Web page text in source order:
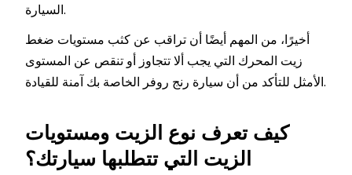
السيارة.
أخيرًا، من المهم أيضًا أن تراقب عن كثب مستويات ضغط
زيت المحرك التي يجب ألا تتجاوز أو تنقص عن المستوى
الأمثل للتأكد من أن سيارة رنج روفر الخاصة بك آمنة للقيادة.
كيف تعرف نوع الزيت ومستويات
الزيت التي تتطلبها سيارتك؟